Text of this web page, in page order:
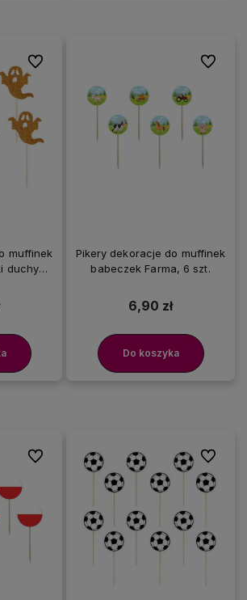
muffinek
duchy
Do ulubionych
Pikery dekoracje do muffinek
babeczek Farma, 6 szt.
6,90 zł
Do koszyka
Do
Do ulubionych Do